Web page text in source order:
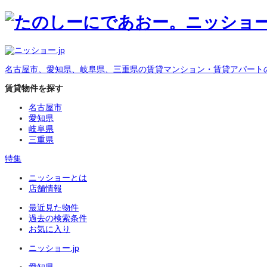
名古屋市、愛知県、岐阜県、三重県の賃貸マンション・賃貸アパート
賃貸物件を探す
名古屋市
愛知県
岐阜県
三重県
特集
ニッショーとは
店舗情報
最近見た物件
過去の検索条件
お気に入り
ニッショー.jp